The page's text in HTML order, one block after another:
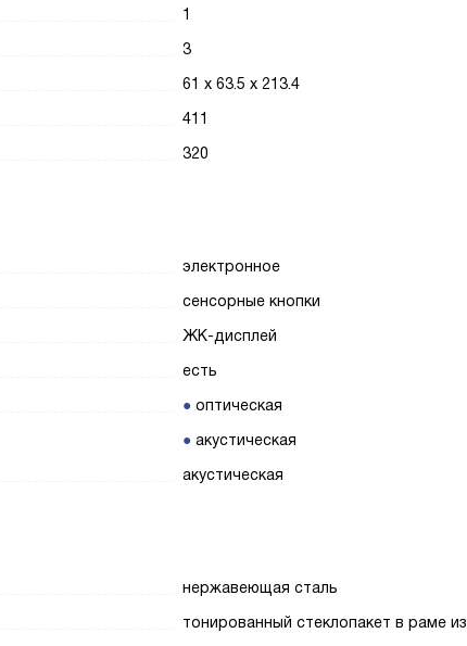
1
3
61 х 63.5 х 213.4
411
320
электронное
сенсорные кнопки
ЖК-дисплей
есть
оптическая
акустическая
акустическая
нержавеющая сталь
тонированный стеклопакет в раме из